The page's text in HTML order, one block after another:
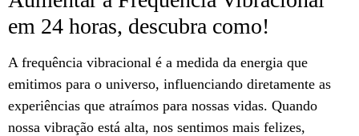
em 24 horas, descubra como!
A frequência vibracional é a medida da energia que
emitimos para o universo, influenciando diretamente as
experiências que atraímos para nossas vidas. Quando
nossa vibração está alta, nos sentimos mais felizes,